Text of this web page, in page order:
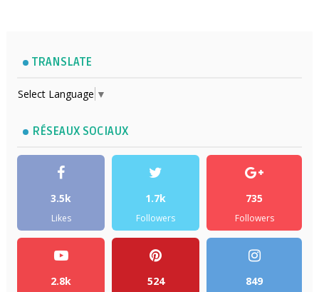
TRANSLATE
Select Language ▼
RÉSEAUX SOCIAUX
3.5k
Likes
1.7k
Followers
735
Followers
2.8k 524 849